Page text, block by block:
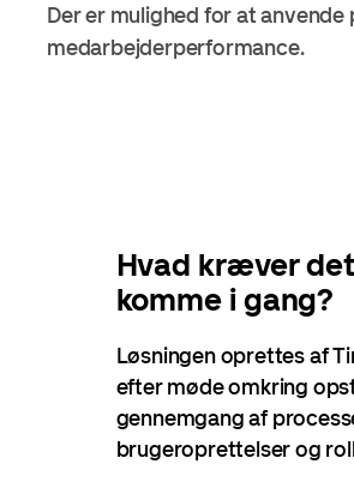
Der er mulighed for at
medarbejderperformance.
Hvad kræver
komme i gang?
Løsningen oprettes af
efter møde omkring
gennemgang af
brugeroprettelser og